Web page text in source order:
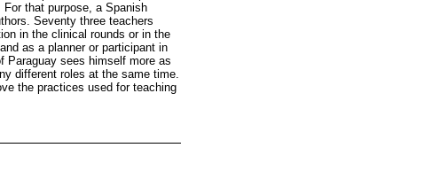
that purpose, a Spanish
Seventy three teachers
in the clinical rounds or in the
as a planner or participant in
Paraguay sees himself more as
different roles at the same time.
the practices used for teaching